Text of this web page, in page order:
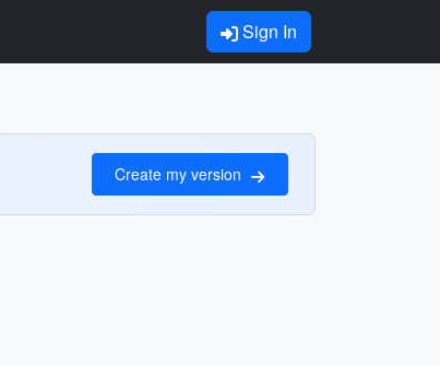
Sign In
Create my version